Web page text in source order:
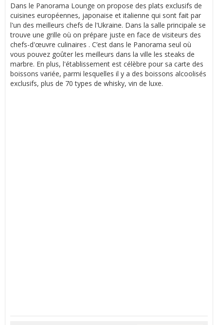
Dans le Panorama Lounge on propose des plats exclusifs de
cuisines européennes, japonaise et italienne qui sont fait par
l'un des meilleurs chefs de l'Ukraine. Dans la salle principale se
trouve une grille où on prépare juste en face de visiteurs des
chefs-d'œuvre culinaires . C’est dans le Panorama seul où
vous pouvez goûter les meilleurs dans la ville les steaks de
marbre. En plus, l'établissement est célèbre pour sa carte des
boissons variée, parmi lesquelles il y a des boissons alcoolisés
exclusifs, plus de 70 types de whisky, vin de luxe.